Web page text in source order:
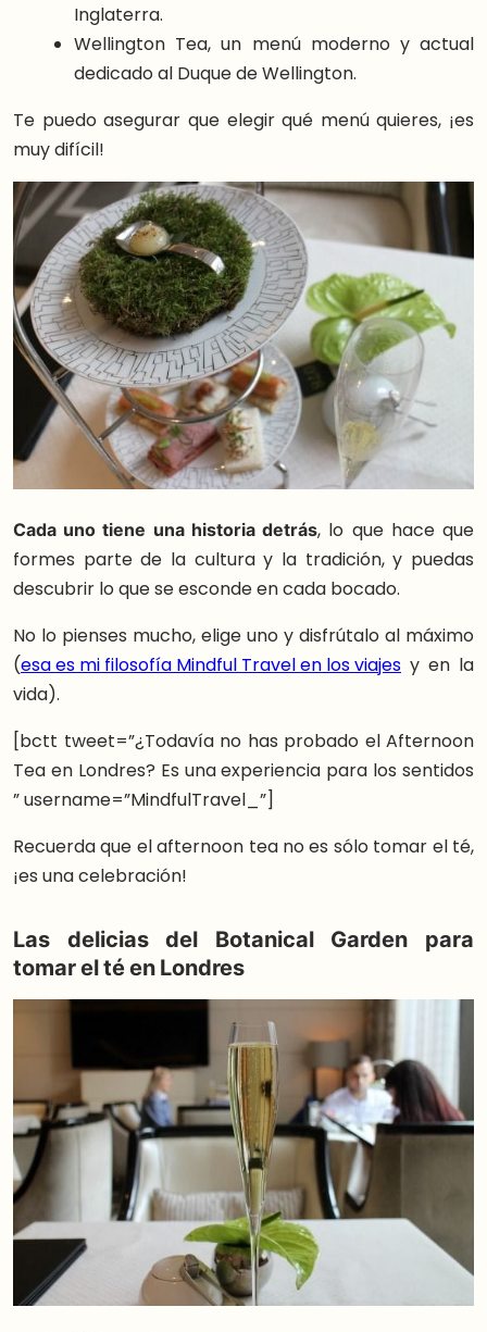
Inglaterra.
Wellington Tea, un menú moderno y actual
dedicado al Duque de Wellington.
Te puedo asegurar que elegir qué menú quieres, ¡es
muy difícil!
Cada uno tiene una historia detrás, lo que hace que
formes parte de la cultura y la tradición, y puedas
descubrir lo que se esconde en cada bocado.
No lo pienses mucho, elige uno y disfrútalo al máximo
(esa es mi filosofía Mindful Travel en los viajes y en la
vida).
[bctt tweet=”¿Todavía no has probado el Afternoon
Tea en Londres? Es una experiencia para los sentidos
” username=”MindfulTravel_”]
Recuerda que el afternoon tea no es sólo tomar el té,
¡es una celebración!
Las delicias del Botanical Garden para
tomar el té en Londres